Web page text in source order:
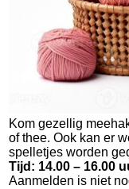
Kom gezellig
of thee. Ook kan er
spelletjes worden
Tijd: 14.00 – 16.00
Aanmelden is niet